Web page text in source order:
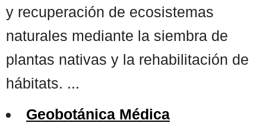
y recuperación de ecosistemas
naturales mediante la siembra de
plantas nativas y la rehabilitación de
hábitats. ...
Geobotánica Médica